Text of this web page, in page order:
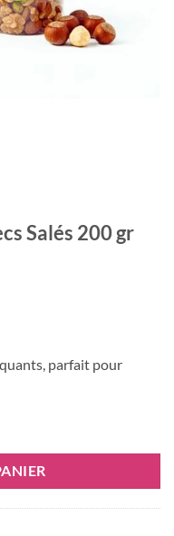
Salés 200 gr
parfait pour